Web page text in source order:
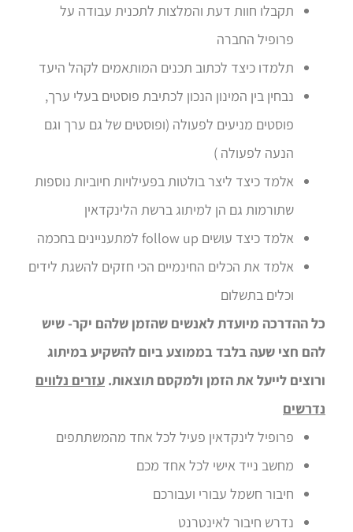
תקבלו חוות דעת והמלצות לתכנית עבודה על
פרופיל החברה
תלמדו כיצד לכתוב תכנים המותאמים לקהל היעד
נבחין בין המינון הנכון לכתיבת פוסטים בעלי ערך,
פוסטים מניעים לפעולה (ופוסטים של גם ערך וגם
הנעה לפעולה )
אלמד כיצד ליצר בולטות בפעילויות חיוביות נוספות
שתורמות גם הן למיתוג ברשת הלינקדאין
אלמד כיצד עושים follow up למתעניינים בחכמה
אלמד את הכלים החינמיים הכי חזקים להשגת לידים
וכלים בתשלום
כל ההדרכה מיועדת לאנשים שהזמן שלהם יקר- שיש
להם חצי שעה בלבד בממוצע ביום להשקיע במיתוג
ורוצים לייעל את הזמן ולמקסם תוצאות. עזרים נלווים
נדרשים
פרופיל לינקדאין פעיל לכל אחד מהמשתתפים
מחשב נייד אישי לכל אחד מכם
חיבור חשמל עבורי ועבורכם
נדרש חיבור לאינטרנט